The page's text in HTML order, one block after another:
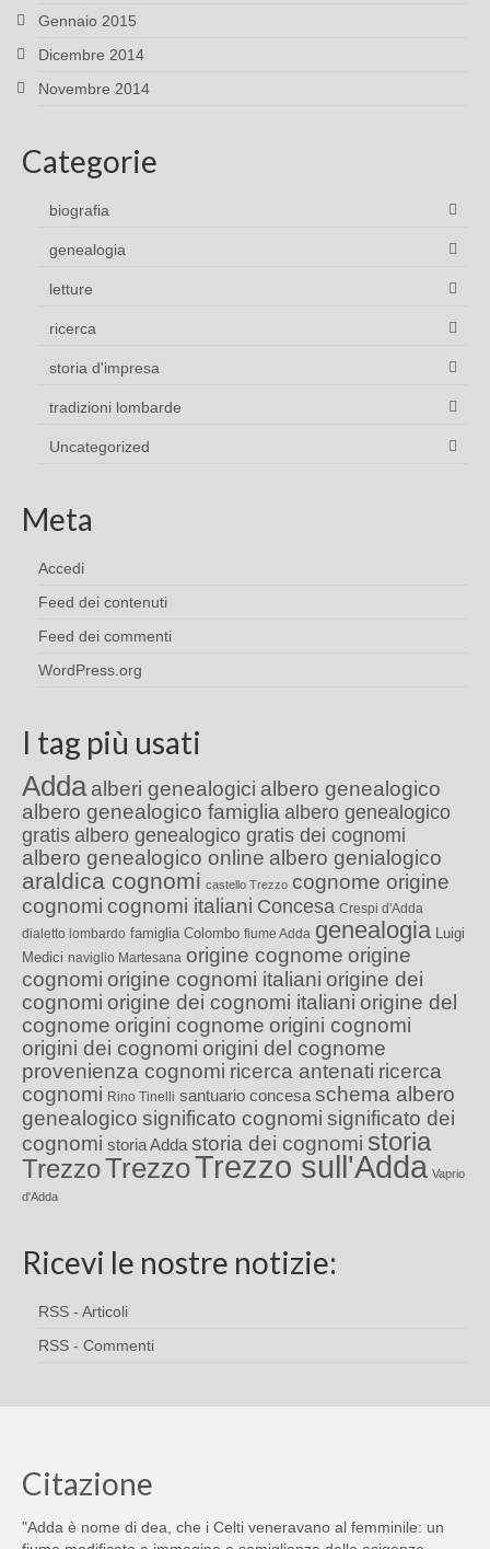
Gennaio 2015
Dicembre 2014
Novembre 2014
Categorie
biografia
genealogia
letture
ricerca
storia d'impresa
tradizioni lombarde
Uncategorized
Meta
Accedi
Feed dei contenuti
Feed dei commenti
WordPress.org
I tag più usati
Adda alberi genealogici albero genealogico
albero genealogico famiglia albero genealogico
gratis albero genealogico gratis dei cognomi
albero genealogico online albero genialogico
araldica cognomi castello Trezzo cognome origine
cognomi cognomi italiani Concesa Crespi d'Adda
dialetto lombardo famiglia Colombo fiume Adda genealogia Luigi
Medici naviglio Martesana origine cognome origine
cognomi origine cognomi italiani origine dei
cognomi origine dei cognomi italiani origine del
cognome origini cognome origini cognomi
origini dei cognomi origini del cognome
provenienza cognomi ricerca antenati ricerca
cognomi Rino Tinelli santuario concesa schema albero
genealogico significato cognomi significato dei
cognomi storia Adda storia dei cognomi storia
TrezzoTrezzoTrezzo sull'Adda Vaprio
d'Adda
Ricevi le nostre notizie:
RSS - Articoli
RSS - Commenti
Citazione
"Adda è nome di dea, che i Celti veneravano al femminile: un